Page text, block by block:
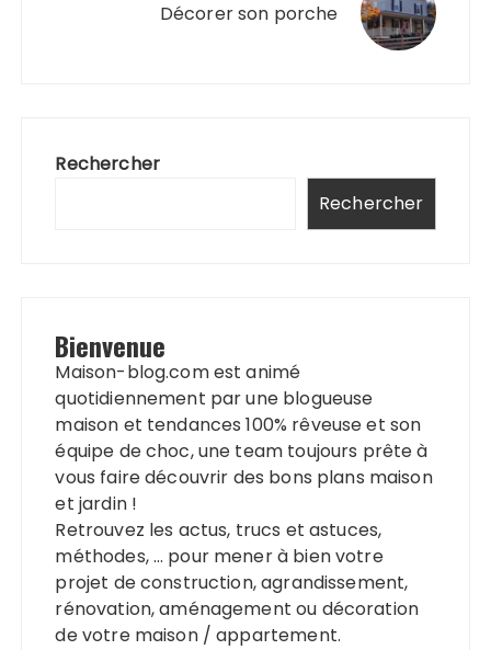
Décorer son porche
Rechercher
Rechercher
Bienvenue
Maison-blog.com est animé
quotidiennement par une blogueuse
maison et tendances 100% rêveuse et son
équipe de choc, une team toujours prête à
vous faire découvrir des bons plans maison
et jardin !
Retrouvez les actus, trucs et astuces,
méthodes, … pour mener à bien votre
projet de construction, agrandissement,
rénovation, aménagement ou décoration
de votre maison / appartement.